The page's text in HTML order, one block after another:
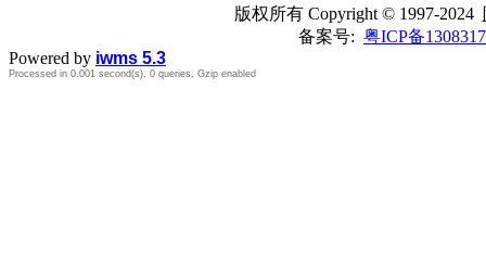
版权所有 Copyright © 1997-2024
备案号: 粤ICP备
Powered by iwms 5.3
Processed in 0.001 second(s), 0 queries, Gzip enabled